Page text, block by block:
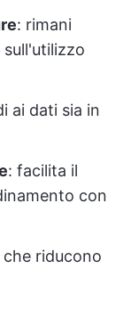
: rimani
ai dati sia in
: facilita il
con
che riducono